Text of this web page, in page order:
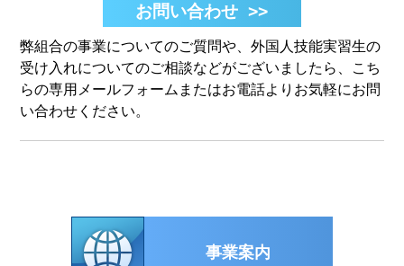
お問い合わせ >>
弊組合の事業についてのご質問や、外国人技能実習生の
受け入れについてのご相談などがございましたら、こち
らの専用メールフォームまたはお電話よりお気軽にお問
い合わせください。
事業案内